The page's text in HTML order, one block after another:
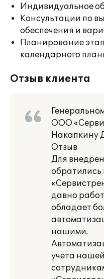
Индивидуальное
Консультации по
обеспечения и
Планирование
календарного
Отзыв клиента
ООО
Накапкину
Отзыв
Для
давно
обладает
нашими.
учета